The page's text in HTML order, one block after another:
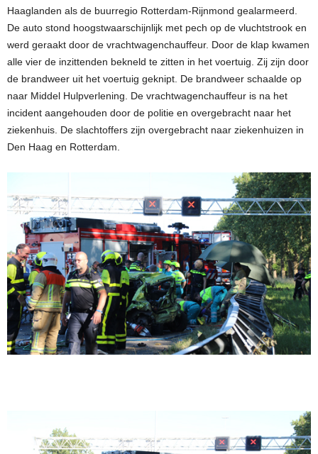
Haaglanden als de buurregio Rotterdam-Rijnmond gealarmeerd.
De auto stond hoogstwaarschijnlijk met pech op de vluchtstrook en
werd geraakt door de vrachtwagenchauffeur. Door de klap kwamen
alle vier de inzittenden bekneld te zitten in het voertuig. Zij zijn door
de brandweer uit het voertuig geknipt. De brandweer schaalde op
naar Middel Hulpverlening. De vrachtwagenchauffeur is na het
incident aangehouden door de politie en overgebracht naar het
ziekenhuis. De slachtoffers zijn overgebracht naar ziekenhuizen in
Den Haag en Rotterdam.